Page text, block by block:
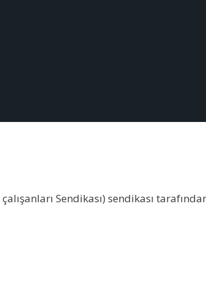
Sendikası) sendikası